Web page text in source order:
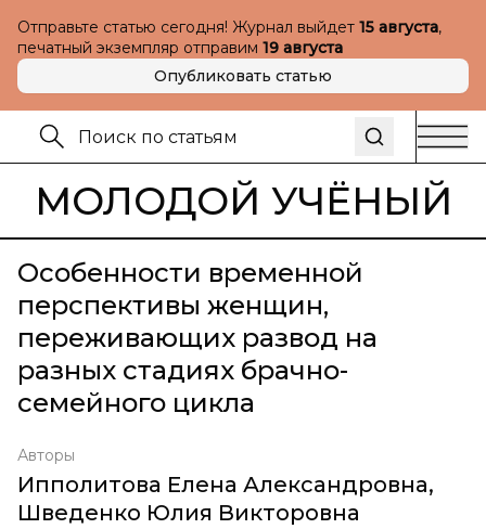
Отправьте статью сегодня! Журнал выйдет 15 августа,
печатный экземпляр отправим 19 августа
Опубликовать статью
МОЛОДОЙ УЧЁНЫЙ
Особенности временной
перспективы женщин,
переживающих развод на
разных стадиях брачно-
семейного цикла
Авторы
Ипполитова Елена Александровна,
Шведенко Юлия Викторовна